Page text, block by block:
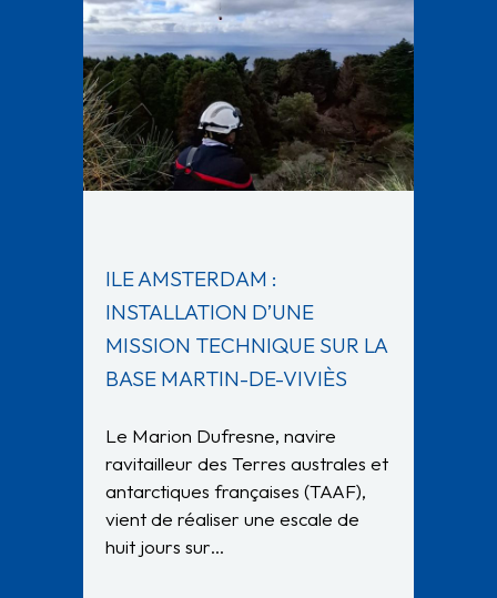
ILE AMSTERDAM :
INSTALLATION D’UNE
MISSION TECHNIQUE SUR LA
BASE MARTIN-DE-VIVIÈS
Le Marion Dufresne, navire
ravitailleur des Terres australes et
antarctiques françaises (TAAF),
vient de réaliser une escale de
huit jours sur…